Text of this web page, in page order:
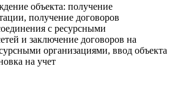
объекта: получение
получение договоров
с ресурсными
и заключение договоров на
организациями, ввод объекта
на учет